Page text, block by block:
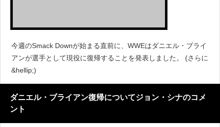
今週のSmack Downが始まる直前に、WWEはダニエル・ブライ
アンが選手として現役に復帰することを発表しました。 (さらに
&hellip;)
ダニエル・ブライアン復帰についてジョン・シナのコメ
ント